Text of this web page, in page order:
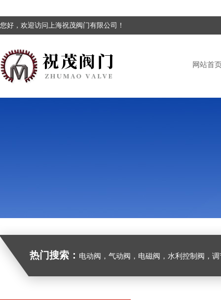
您好，欢迎访问上海祝茂阀门有限公司！
网站首
热门搜索： 电动阀，气动阀，电磁阀，水利控制阀，调节